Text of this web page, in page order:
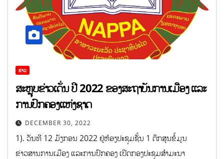
ຂ່າວ
ສະຫຼຸບຂ່າວເດັ່ນ ປີ 2022 ຂອງສະຖາບັນການເມືອງ ແລະ
ການປົກຄອງແຫ່ງຊາດ
DECEMBER 30, 2022
1). ວັນທີ 12 ມັງກອນ 2022 ຢູ່ຫ້ອງປະຊຸມຊັ້ນ 1 ຕຶກສູນຂໍ້ມູນ
ຂ່າວສານການເມືອງ ແລະການປົກຄອງ ເປີດກອງປະຊຸມສຳມະນາ